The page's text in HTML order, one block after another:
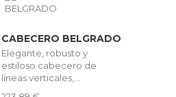
CABECERO BELGRADO
Elegante, robusto y
estiloso cabecero de
líneas verticales,...